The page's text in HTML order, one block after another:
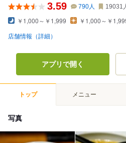
3.59 790人 19031
￥1,000～￥1,999 ￥1,000～￥
店舗情報（詳細）
アプリで開く
トップ メニュー
写真